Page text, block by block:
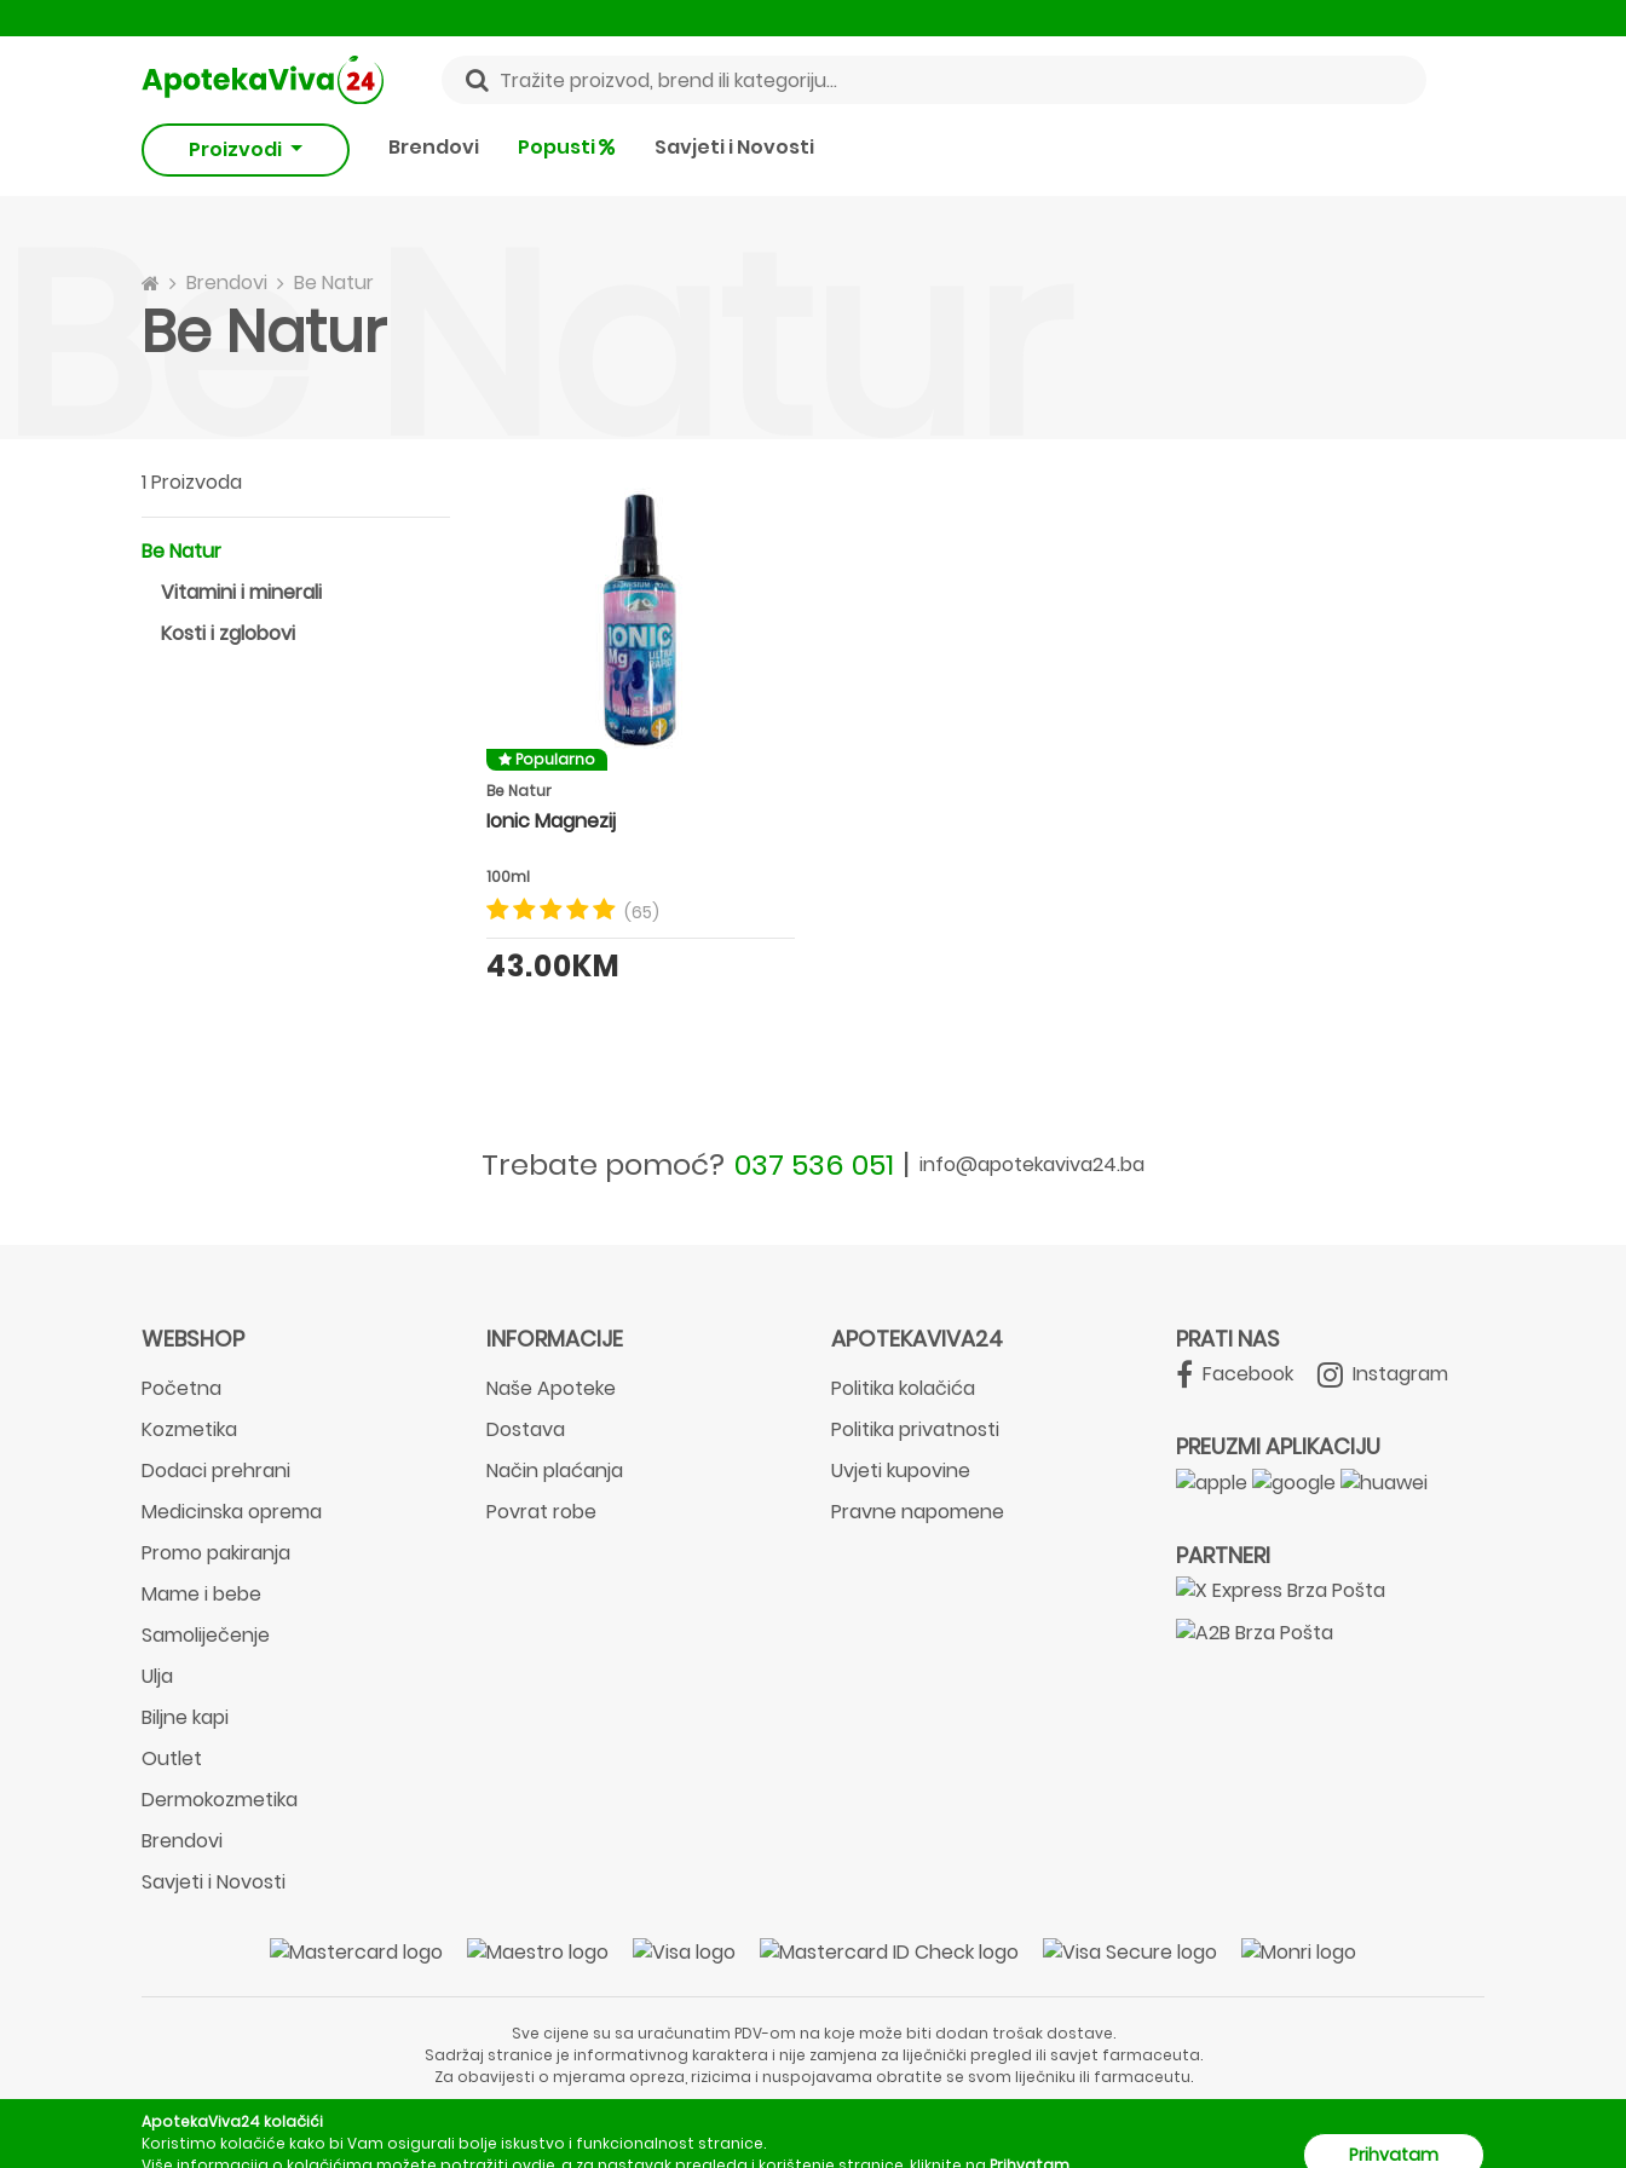
Proizvodi Brendovi Popusti Savjeti i Novosti
Brendovi Be Natur
Be Natur
Be Natur
1 Proizvoda
Be Natur
Vitamini i minerali
Kosti i zglobovi
Popularno
Be Natur
Ionic Magnezij
100ml
(65)
43.00KM
Trebate pomoć? 037 536 051 | info@apotekaviva24.ba
WEBSHOP
Početna
Kozmetika
Dodaci prehrani
Medicinska oprema
Promo pakiranja
Mame i bebe
Samoliječenje
Ulja
Biljne kapi
Outlet
Dermokozmetika
Brendovi
Savjeti i Novosti
INFORMACIJE
Naše Apoteke
Dostava
Način plaćanja
Povrat robe
APOTEKAVIVA24
Politika kolačića
Politika privatnosti
Uvjeti kupovine
Pravne napomene
PRATI NAS
Facebook Instagram
PREUZMI APLIKACIJU
PARTNERI
Sve cijene su sa uračunatim PDV-om na koje može biti dodan trošak dostave.
Sadržaj stranice je informativnog karaktera i nije zamjena za liječnički pregled ili savjet farmaceuta.
Za obavijesti o mjerama opreza, rizicima i nuspojavama obratite se svom liječniku ili farmaceutu.
ApotekaViva24 kolačići
Koristimo kolačiće kako bi Vam osigurali bolje iskustvo i funkcionalnost stranice.
Prihvatam